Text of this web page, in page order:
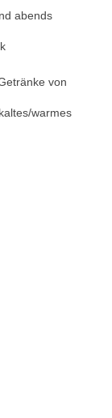
abends
von
warmes